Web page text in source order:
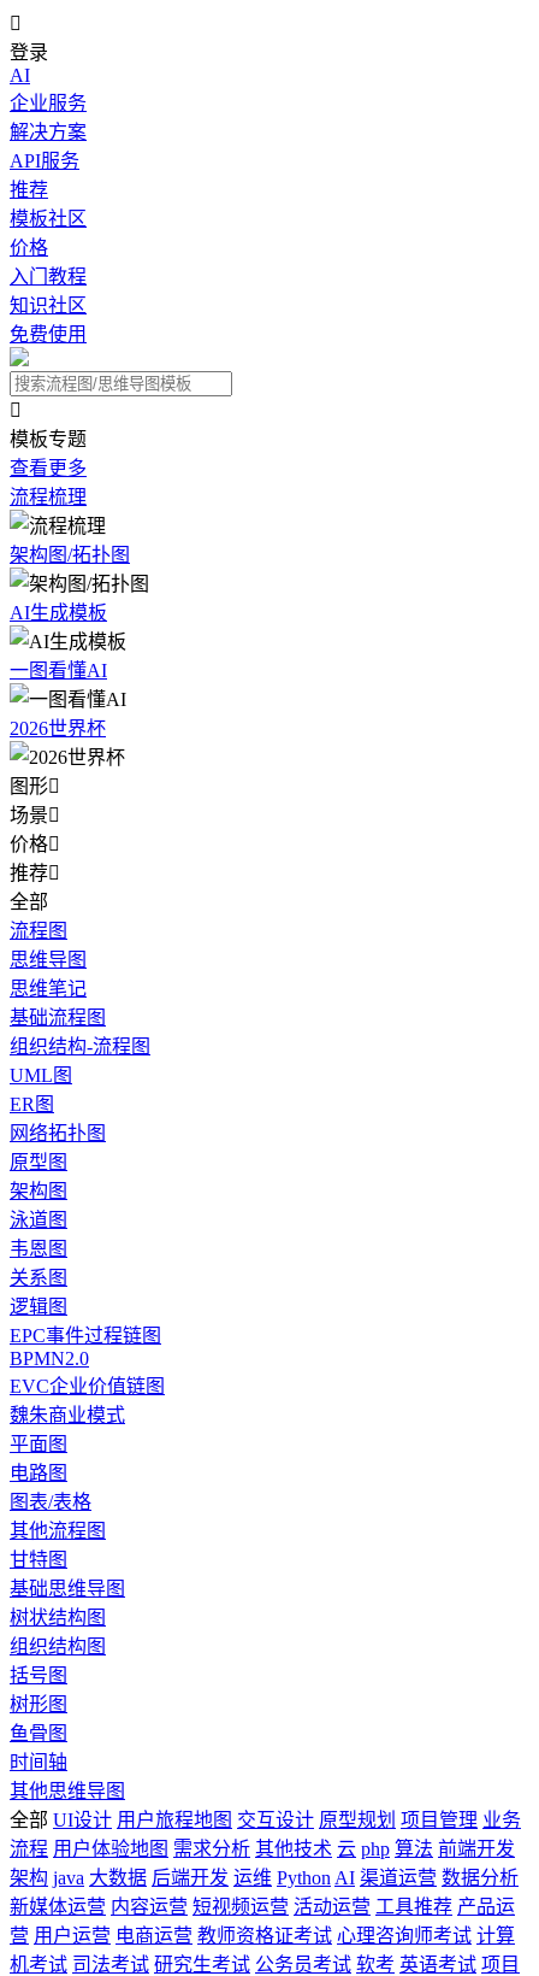

登录
AI
企业服务
解决方案
API服务
推荐
模板社区
价格
入门教程
知识社区
免费使用

模板专题
查看更多
流程梳理
架构图/拓扑图
AI生成模板
一图看懂AI
2026世界杯
图形
场景
价格
推荐
全部
流程图
思维导图
思维笔记
基础流程图
组织结构-流程图
UML图
ER图
网络拓扑图
原型图
架构图
泳道图
韦恩图
关系图
逻辑图
EPC事件过程链图
BPMN2.0
EVC企业价值链图
魏朱商业模式
平面图
电路图
图表/表格
其他流程图
甘特图
基础思维导图
树状结构图
组织结构图
括号图
树形图
鱼骨图
时间轴
其他思维导图
全部 UI设计 用户旅程地图 交互设计 原型规划 项目管理 业务
流程 用户体验地图 需求分析 其他技术 云 php 算法 前端开发
架构 java 大数据 后端开发 运维 Python AI 渠道运营 数据分析
新媒体运营 内容运营 短视频运营 活动运营 工具推荐 产品运
营 用户运营 电商运营 教师资格证考试 心理咨询师考试 计算
机考试 司法考试 研究生考试 公务员考试 软考 英语考试 项目